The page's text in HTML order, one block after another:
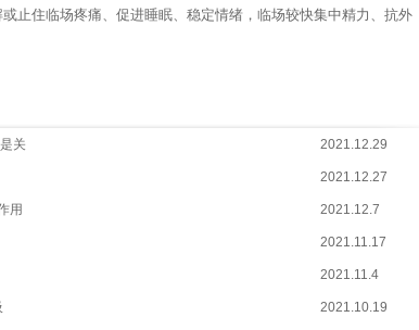
止住临场疼痛、促进睡眠、稳定情绪，临场较快集中精力、抗外
关 2021.12.29
2021.12.27
用 2021.12.7
2021.11.17
2021.11.4
2021.10.19